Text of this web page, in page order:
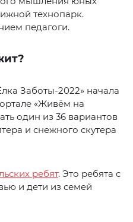
технопарк.
педагоги.
Заботы-2022» начала
«Живём на
один из 36 вариантов
и снежного скутера
ребят. Это ребята с
и дети из семей